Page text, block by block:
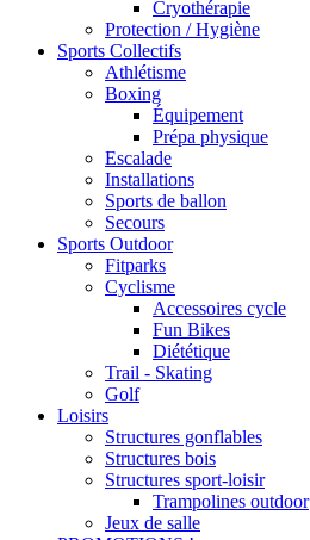
Cryothérapie
Protection / Hygiène
Sports Collectifs
Athlétisme
Boxing
Équipement
Prépa physique
Escalade
Installations
Sports de ballon
Secours
Sports Outdoor
Fitparks
Cyclisme
Accessoires cycle
Fun Bikes
Diététique
Trail - Skating
Golf
Loisirs
Structures gonflables
Structures bois
Structures sport-loisir
Trampolines outdoor
Jeux de salle